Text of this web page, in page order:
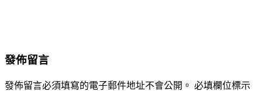
發佈留言
發佈留言必須填寫的電子郵件地址不會公開。 必填欄位標示